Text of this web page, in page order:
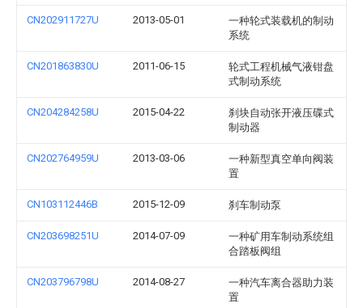
CN202911727U 2013-05-01
一种轮式装载机的制动
系统
CN201863830U 2011-06-15
轮式工程机械气液钳盘
式制动系统
CN204284258U 2015-04-22
刹块自动张开液压碟式
制动器
CN202764959U 2013-03-06
一种新型真空单向阀装
置
CN103112446B 2015-12-09 刹车制动泵
CN203698251U 2014-07-09
一种矿用车制动系统组
合踏板阀组
CN203796798U 2014-08-27
一种汽车离合器助力装
置